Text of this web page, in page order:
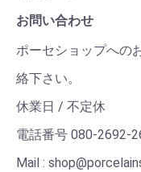
お問い合わせ
ポーセショップへの
絡下さい。
休業日 / 不定休
電話番号 080-2692-
Mail :